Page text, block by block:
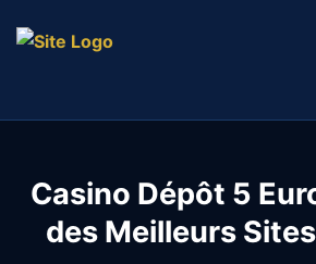
Casino Dépôt 5
des Meilleurs